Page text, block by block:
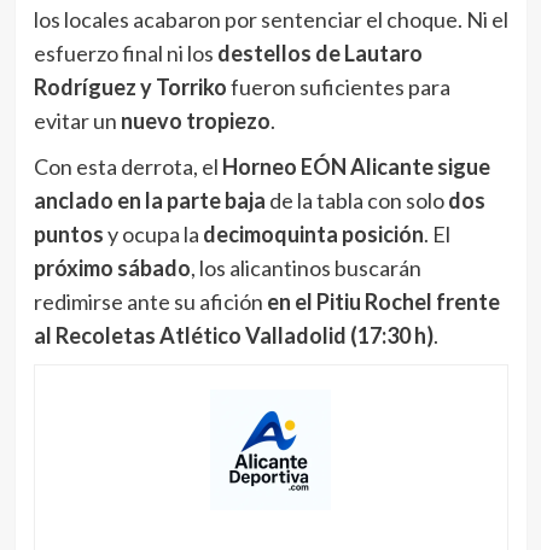
los locales acabaron por sentenciar el choque. Ni el
esfuerzo final ni los destellos de Lautaro
Rodríguez y Torrikofueron suficientes para
evitar un nuevo tropiezo.
Con esta derrota, el Horneo EÓN Alicante sigue
anclado en la parte baja de la tabla con solodos
puntosy ocupa la decimoquinta posición. El
próximo sábado, los alicantinos buscarán
redimirse ante su afición en el Pitiu Rochel frente
al Recoletas Atlético Valladolid (17:30 h).